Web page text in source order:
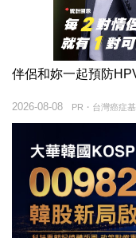
伴侶和妳一起預防
PR・台灣癌症
2026-08-08